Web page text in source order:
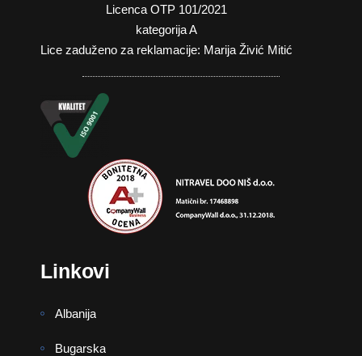
Licenca OTP 101/2021
kategorija A
Lice zaduženo za reklamacije: Marija Živić Mitić
Linkovi
Albanija
Bugarska